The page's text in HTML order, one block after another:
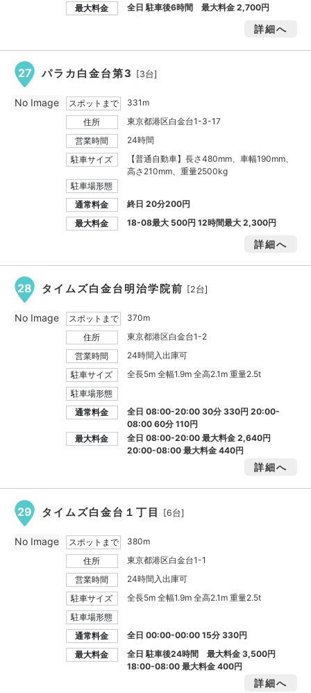
最大料金 全日 駐車後6時間 最大料金2,700円
詳細へ
27 パラカ白金台第3 [3台]
スポットまで
331m
住所
東京都港区白金台1-3-17
営業時間
24時間
駐車サイズ
【普通自動車】長さ480mm、車幅190mm、
高さ210mm、重量2500kg
駐車場形態
通常料金
終日 20分200円
最大料金
18-08最大 500円12時間最大2,300円
詳細へ
No Image
28 タイムズ白金台明治学院前 [2台]
スポットまで
370m
住所
東京都港区白金台1-2
営業時間
24時間入出庫可
駐車サイズ
全長5m 全幅1.9m 全高2.1m 重量2.5t
駐車場形態
通常料金
全日 08:00-20:00 30分 330円 20:00-
08:00 60分 110円
最大料金
全日 08:00-20:00 最大料金2,640円
20:00-08:00 最大料金440円
詳細へ
No Image
29 タイムズ白金台１丁目 [6台]
スポットまで
380m
住所
東京都港区白金台1-1
営業時間
24時間入出庫可
駐車サイズ
全長5m 全幅1.9m 全高2.1m 重量2.5t
駐車場形態
通常料金
全日 00:00-00:00 15分 330円
最大料金
全日 駐車後24時間 最大料金3,500円
18:00-08:00 最大料金400円
詳細へ
No Image